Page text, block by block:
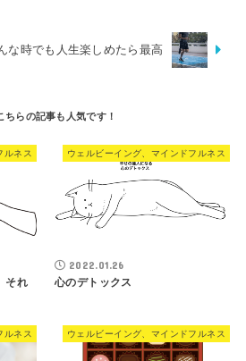
な時でも人生楽しめたら最高
ルネス
それ
ウェルビーイング、マインドフルネス
2022.01.26
心のデトックス
ルネス ウェルビーイング、マインドフルネス